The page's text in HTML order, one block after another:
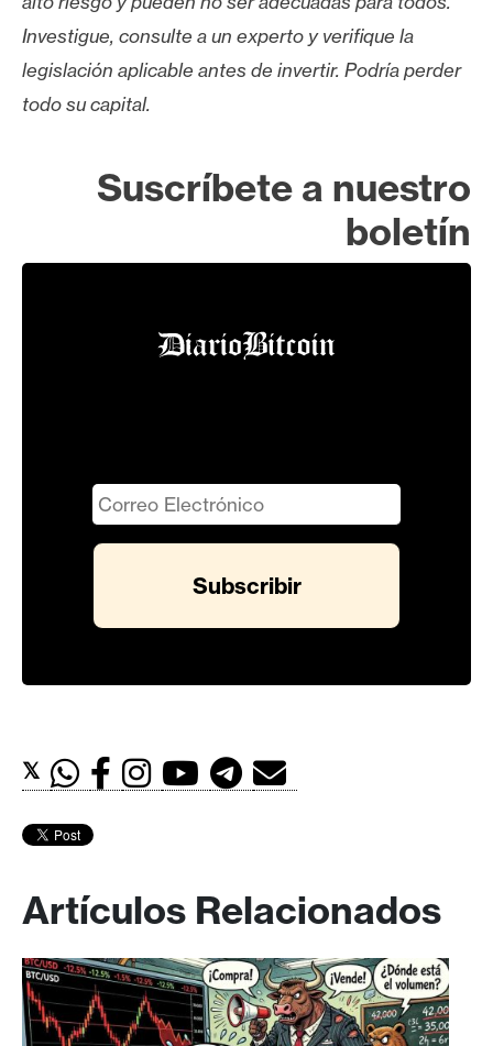
Investigue, consulte a un experto y verifique la
legislación aplicable antes de invertir. Podría perder
todo su capital.
Suscríbete a nuestro
boletín
𝕏
Artículos Relacionados